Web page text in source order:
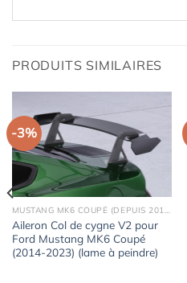
PRODUITS SIMILAIRES
-3%
MUSTANG MK6 COUPÉ (DEPUIS 2015)
Aileron Col de cygne V2 pour
Ford Mustang MK6 Coupé
(2014-2023) (lame à peindre)